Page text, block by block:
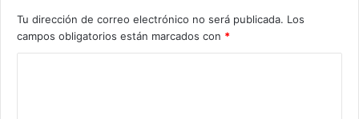
Tu dirección de correo electrónico no será publicada. Los
campos obligatorios están marcados con *